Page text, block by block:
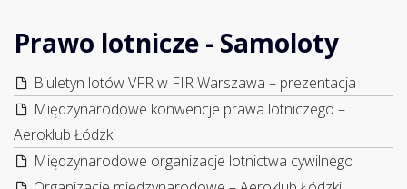
Prawo lotnicze - Samoloty
Biuletyn lotów VFR w FIR Warszawa – prezentacja
Międzynarodowe konwencje prawa lotniczego –
Aeroklub Łódzki
Międzynarodowe organizacje lotnictwa cywilnego